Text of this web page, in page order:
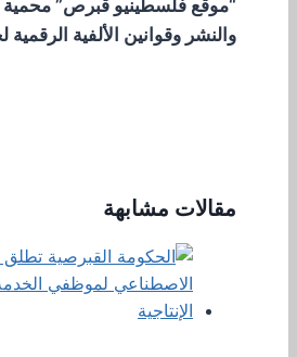
“موقع فلسطينيو قبرص” محمية
والنشر وقوانين الألفية الرقمية
مقالات مشابهة